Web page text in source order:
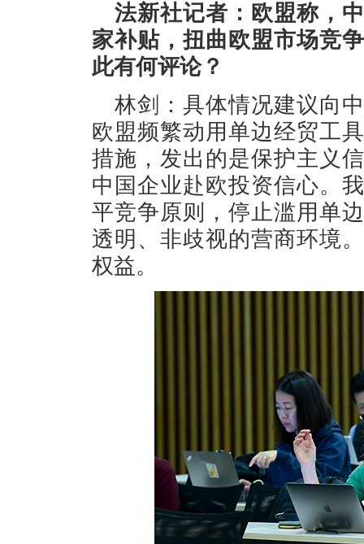
法新社记者：欧盟称，
家补贴，扭曲欧盟市场竞
此有何评论？
林剑：具体情况建议向
欧盟频繁动用单边经贸工
措施，发出的是保护主义
中国企业赴欧投资信心。
平竞争原则，停止滥用单
透明、非歧视的营商环境
权益。